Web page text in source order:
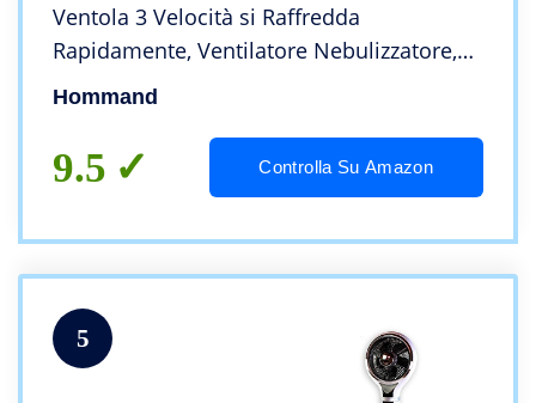
Ventola 3 Velocità si Raffredda
Rapidamente, Ventilatore Nebulizzatore,
Ventilatore Portatile, Ventilatore Usb
Hommand
9.5 Controlla Su Amazon
5